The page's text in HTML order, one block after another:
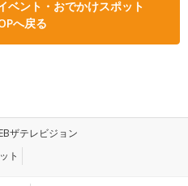
ベント・おでかけスポット
へ戻る
ザテレビジョン
ト